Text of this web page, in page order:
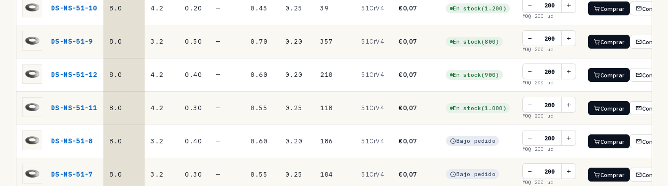
e
e
a
muelles
de
DIN
DIN
EN
DS-NS-51-10 8.0 4.2 0.20 — 0.45 0.25 39 51CrV4 €0,07 En stock(1.200) − +
MOQ 200 ud
Comprar
DS-NS-51-9 8.0 3.2 0.50 — 0.70 0.20 357 51CrV4 €0,07 En stock(800) − +
MOQ 200 ud
Comprar
DS-NS-51-12 8.0 4.2 0.40 — 0.60 0.20 210 51CrV4 €0,07 En stock(900) − +
MOQ 200 ud
Comprar
DS-NS-51-11 8.0 4.2 0.30 — 0.55 0.25 118 51CrV4 €0,07 En stock(1.000) − +
MOQ 200 ud
Comprar
DS-NS-51-8 8.0 3.2 0.40 — 0.60 0.20 186 51CrV4 €0,07 Bajo pedido − +
MOQ 200 ud
Comprar
DS-NS-51-7 8.0 3.2 0.30 — 0.55 0.25 104 51CrV4 €0,07 Bajo pedido − +
MOQ 200 ud
Comprar